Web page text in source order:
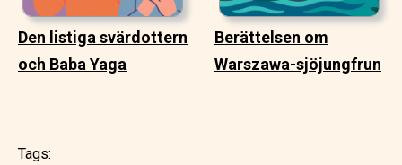
Den listiga svärdottern
och Baba Yaga
Berättelsen om
Warszawa-sjöjungfrun
Tags: